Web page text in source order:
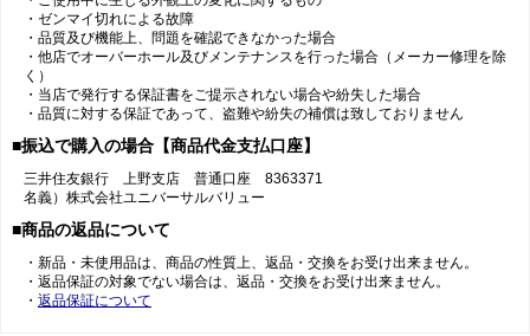
・ゼンマイ切れによる故障
・品質及び機能上、問題を確認できなかった場合
・他店でオーバーホール及びメンテナンスを行った場合（メーカー修理を除
く）
・当店で発行する保証書をご提示されない場合や紛失した場合
・品質に対する保証であって、盗難や紛失の補償は致しておりません
■振込で購入の場合【商品代金支払口座】
三井住友銀行 上野支店 普通口座 8363371
名義）株式会社ユニバーサルバリュー
■商品の返品について
・新品・未使用品は、商品の性質上、返品・交換をお受け出来ません。
・返品保証の対象でない場合は、返品・交換をお受け出来ません。
・ 返品保証について